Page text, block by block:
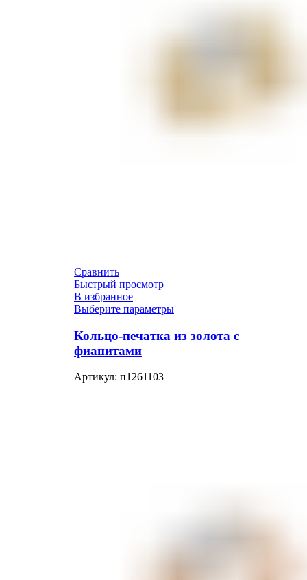
Сравнить
Быстрый просмотр
В избранное
Выберите параметры
Кольцо-печатка из золота с
фианитами
Артикул: п1261103